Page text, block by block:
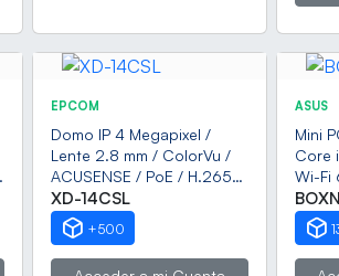
EPCOM
Domo IP 4 Megapixel /
Lente 2.8 mm / ColorVu /
ACUSENSE / PoE / H.265+
/ IP67 / IK08 / WDR 120 dB
XD-14CSL
+500
ASUS
Mini
Core
Wi-Fi
HDMI